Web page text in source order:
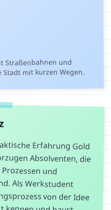
Straßenbahnen und
Stadt mit kurzen Wegen.
Erfahrung Gold
Absolventen, die
Prozessen und
Als Werkstudent
von der Idee
kennen und baust
Branche auf. Viele
ihre Werkstudenten